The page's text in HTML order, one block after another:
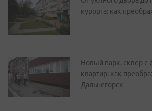
курорта: как
Новый парк, сквер с
квартир: как
Дальнегорск